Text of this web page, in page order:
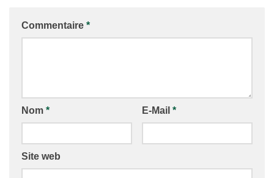
Commentaire *
Nom * E-Mail *
Site web